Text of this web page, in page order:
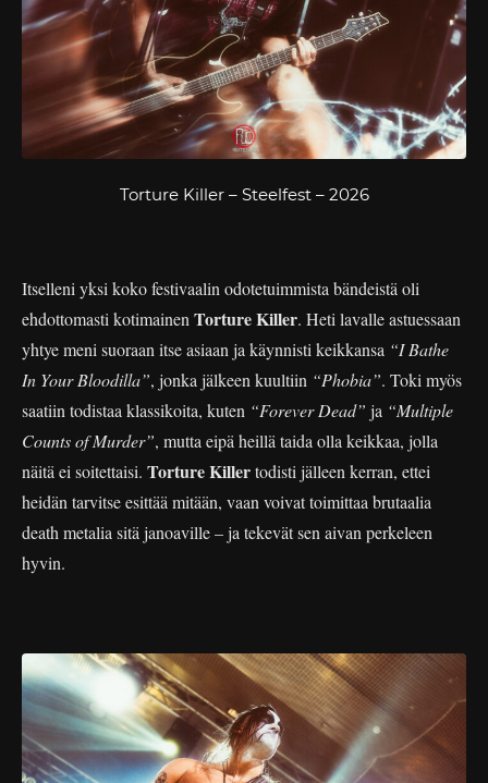
Torture Killer – Steelfest – 2026
Itselleni yksi koko festivaalin odotetuimmista bändeistä oli
ehdottomasti kotimainenTorture Killer. Heti lavalle astuessaan
yhtye meni suoraan itse asiaan ja käynnisti keikkansa “I Bathe
In Your Bloodilla”, jonka jälkeen kuultiin “Phobia”. Toki myös
saatiin todistaa klassikoita, kuten “Forever Dead” ja “Multiple
Counts of Murder”, mutta eipä heillä taida olla keikkaa, jolla
näitä ei soitettaisi. Torture Killertodisti jälleen kerran, ettei
heidän tarvitse esittää mitään, vaan voivat toimittaa brutaalia
death metalia sitä janoaville – ja tekevät sen aivan perkeleen
hyvin.